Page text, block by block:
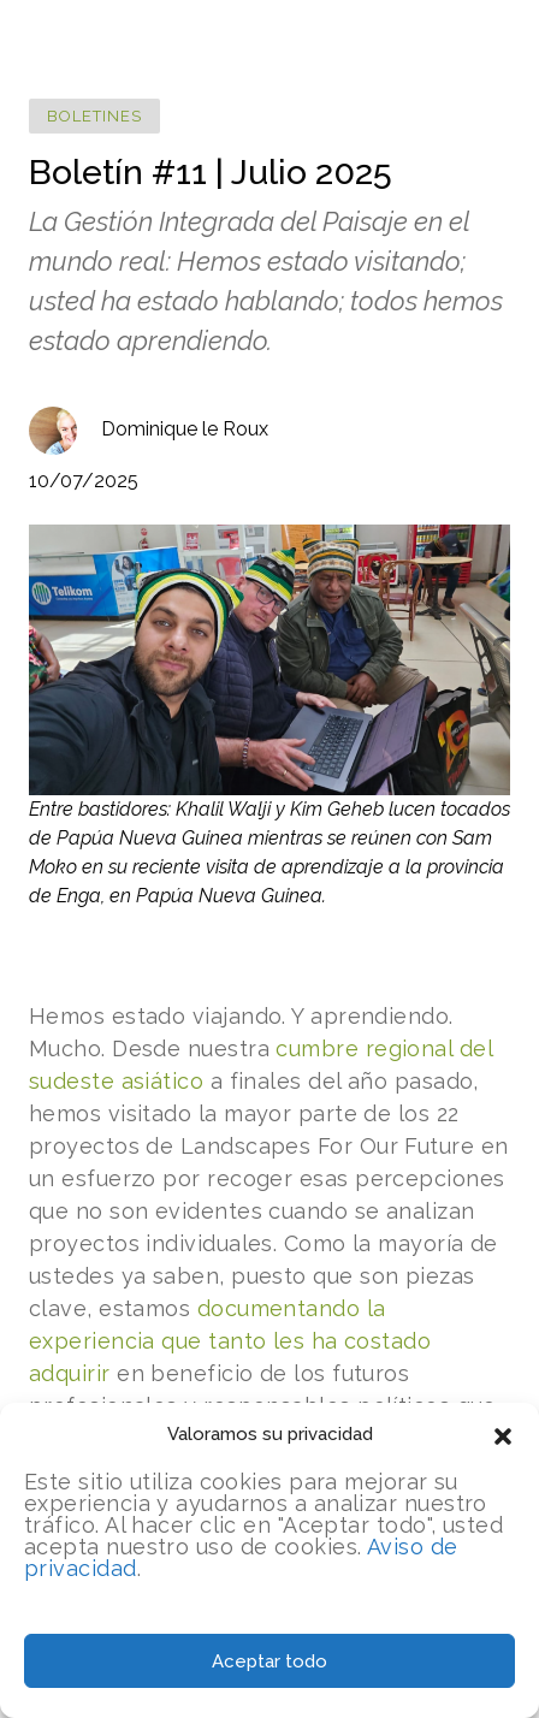
Valoramos su privacidad
Este sitio utiliza cookies para mejorar su
experiencia y ayudarnos a analizar nuestro
tráfico. Al hacer clic en "Aceptar todo", usted
acepta nuestro uso de cookies. Aviso de
privacidad.
Aceptar todo
BOLETINES
Boletín #11 | Julio 2025
La Gestión Integrada del Paisaje en el
mundo real: Hemos estado visitando;
usted ha estado hablando; todos hemos
estado aprendiendo.
Dominique le Roux
10/07/2025
Entre bastidores: Khalil Walji y Kim Geheb lucen tocados
de Papúa Nueva Guinea mientras se reúnen con Sam
Moko en su reciente visita de aprendizaje a la provincia
de Enga, en Papúa Nueva Guinea.
Hemos estado viajando. Y aprendiendo.
Mucho. Desde nuestracumbre regional del
sudeste asiático a finales del año pasado,
hemos visitado la mayor parte de los 22
proyectos de Landscapes For Our Future en
un esfuerzo por recoger esas percepciones
que no son evidentes cuando se analizan
proyectos individuales. Como la mayoría de
ustedes ya saben, puesto que son piezas
clave, estamos documentando la
experiencia que tanto les ha costado
adquirir en beneficio de los futuros
profesionales y responsables políticos que
quieran diseñar y poner en práctica
intervenciones de la Gestión Integrada del
Paisaje (GIP).
Aún no tenemos los resultados finales, pero
comentarios iniciales. En este boletín:
? Divine Foundjemreflexiona sobre algunas